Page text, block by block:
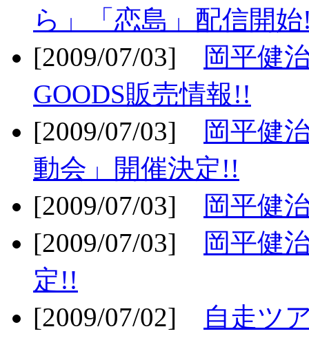
ら」「恋島」配信開
[2009/07/03]
岡平健
GOODS販売情報!!
[2009/07/03]
岡平健
動会」開催決定!!
[2009/07/03]
岡平健
[2009/07/03]
岡平健
定!!
[2009/07/02]
自走ツ